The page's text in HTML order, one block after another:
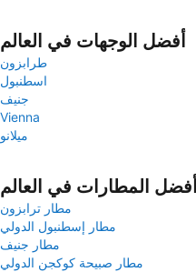
أفضل الوجهات في العالم
طرابزون
اسطنبول
جنيف
Vienna
ميلانو
أفضل المطارات في العالم
مطار ترابزون
مطار إسطنبول الدولي
مطار جنيف
مطار صبيحة كوكجن الدولي